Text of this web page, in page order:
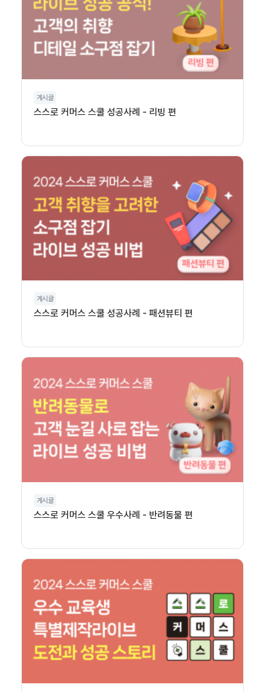
게시글
스스로 커머스 스쿨 성공사례 - 리빙 편
게시글
스스로 커머스 스쿨 성공사례 - 패션뷰티 편
게시글
스스로 커머스 스쿨 우수사례 - 반려동물 편